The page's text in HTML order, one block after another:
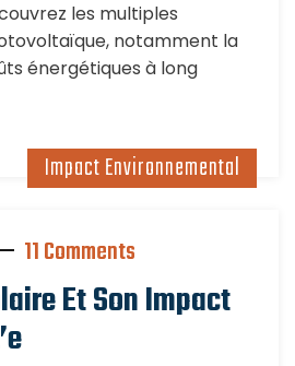
les multiples
notamment la
énergétiques à long
Impact Environnemental
11 Comments
Et Son Impact